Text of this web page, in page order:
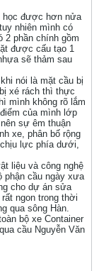
học được hơn nửa
nhiên mình có
2 phần chính gồm
được cấu tạo 1
sẽ thảm sau
nói là mặt cầu bị
xé rách thì thực
mình không rõ lắm
của mình lớp
sự êm thuận
xe, phân bố rộng
chịu lực phía dưới,
liệu và công nghệ
phận cầu ngày xưa
cho dự án sửa
ngon trong thời
qua sông Hàn.
bộ xe Container
cầu Nguyễn Văn